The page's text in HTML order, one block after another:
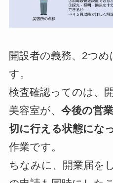
開設者の義務、2つめ
す。
検査確認ってのは、
美容室が、 今後の営
切に行える状態にな
作業です。
ちなみに、開業届を